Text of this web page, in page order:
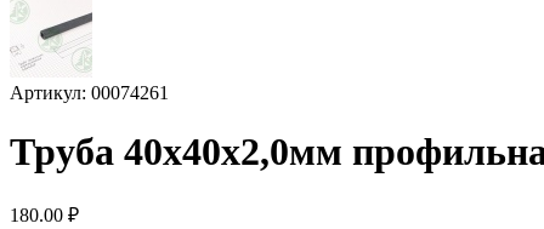
Артикул: 00074261
Труба 40х40х2,0мм
180.00 ₽